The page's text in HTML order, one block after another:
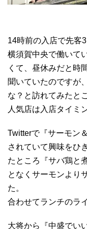
14時前の入店で先客3
横須賀中央で働いて
くて、昼休みだと時
聞いていたのですが
な？と訪れてみたと
人気店は入店タイミ
Twitterで『サーモン
されていて興味をひ
たところ『サバ鶏と
となくサーモンより
た。
合わせてランチのラ
大将から『中盛でい